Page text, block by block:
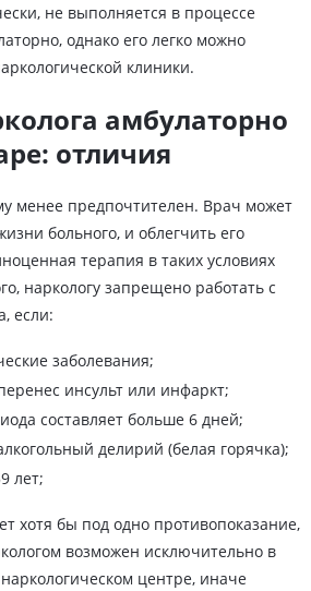
не выполняется в процессе
однако его легко можно
клиники.
амбулаторно
отличия
менее предпочтителен. Врач может
больного, и облегчить его
терапия в таких условиях
наркологу запрещено работать с
если:
заболевания;
инсульт или инфаркт;
составляет больше 6 дней;
делирий (белая горячка);
лет;
хотя бы под одно противопоказание,
возможен исключительно в
центре, иначе